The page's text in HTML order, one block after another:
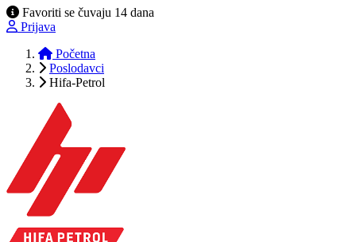
Favoriti se čuvaju 14 dana
Prijava
Početna
Poslodavci
Hifa-Petrol